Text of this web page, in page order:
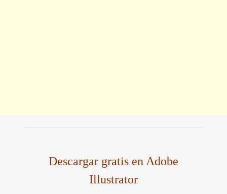
Descargar gratis en Adobe
Illustrator